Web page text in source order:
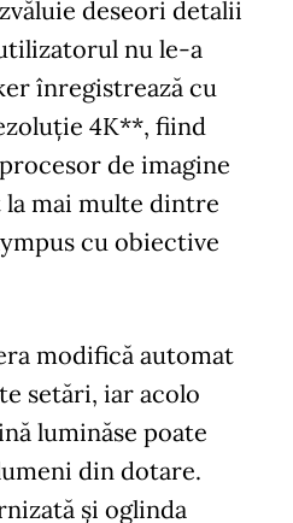
deseori detalii
nu le-a
înregistrează cu
4K**, fiind
de imagine
mai multe dintre
cu obiective
modifică automat
setări, iar acolo
luminăse poate
din dotare.
şi oglinda